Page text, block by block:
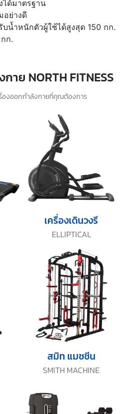
ได้มาตรฐาน
อย่างดี
บน้ำหนักตัวผู้ใช้ได้สูงสุด 150 กก.
ก.
องออกกำลังกายที่คุณต้องการ
าย NORTH FITNESS
ELLIPTICAL
เครื่องเดินวงรี
SMITH MACHINE
สมิท แมชชีน